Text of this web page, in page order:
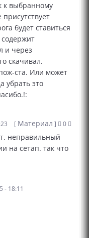
к выбранному
будет ставиться
содержит
и через
скачивал.
ста. Или может
убрать это
[ Материал ] 0
неправильный
на сетап. так что
- 18:11